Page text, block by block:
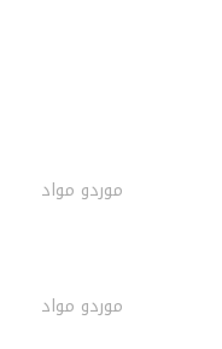
موردو مواد
موردو مواد